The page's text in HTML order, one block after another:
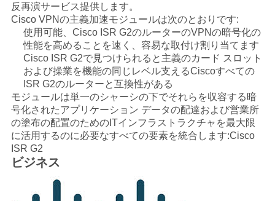
反再演サービス提供します。
Cisco VPNの主義加速モジュールは次のとおりです:
使用可能、Cisco ISR G2のルーターのVPNの暗号化の
性能を高めることを速く、容易な取付け割り当てます
Cisco ISR G2で見つけられると主義のカード スロット
および操業を機能の同じレベル支えるCiscoすべての
ISR G2のルーターと互換性がある
モジュールは単一のシャーシの下でそれらを収容する暗
号化されたアプリケーション データの配達および営業所
の塗布の配置のためのITインフラストラクチャを最大限
に活用するのに必要なすべての要素を統合します:Cisco
ISR G2
ビジネス